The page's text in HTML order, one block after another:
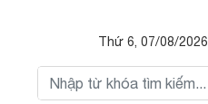
Thứ 6, 07/08/2026